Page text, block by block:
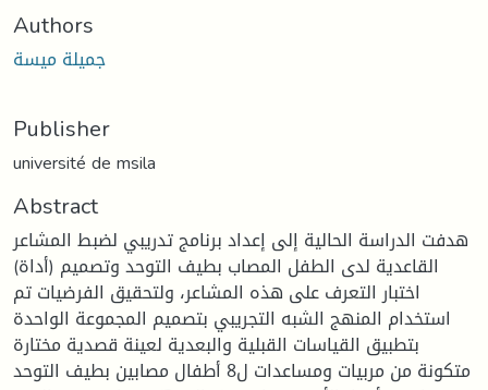
Authors
جميلة ميسة
Publisher
université de msila
Abstract
هدفت الدراسة الحالية إلى إعداد برنامج تدريبي لضبط المشاعر
القاعدية لدى الطفل المصاب بطيف التوحد وتصميم (أداة)
اختبار التعرف على هذه المشاعر، ولتحقيق الفرضيات تم
استخدام المنهج الشبه التجريبي بتصميم المجموعة الواحدة
بتطبيق القياسات القبلية والبعدية لعينة قصدية مختارة
متكونة من مربيات ومساعدات ل8 أطفال مصابين بطيف التوحد